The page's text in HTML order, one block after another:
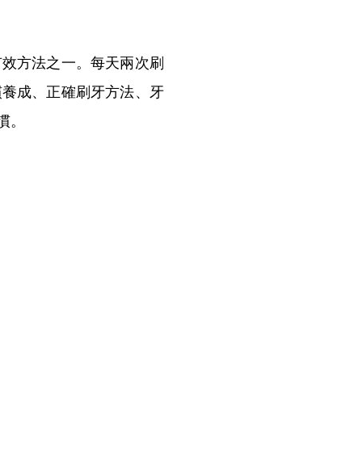
方法之一。每天兩次刷
成、正確刷牙方法、牙
。